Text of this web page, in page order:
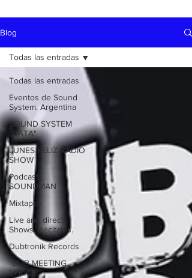
Blog
Todas las entradas
Eventos de Sound
System. Argentina
SOUND SYSTEM
"DATA"
LUNES FELIZ RADIO
SHOW
Podcast.
SOUNDMAN
Mixtapes
Live and direct.
Shows. Recitales.
Dubtronik Records
"DUB MEETING
LYRICS"
Todas las entradas